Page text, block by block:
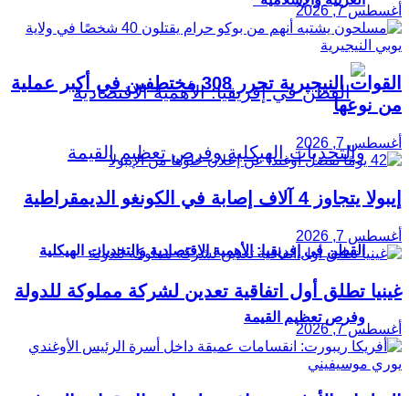
القطن في إفريقيا: الأهمية الاقتصادية والتحديات الهيكلية
وفرص تعظيم القيمة
أغسطس 7, 2026
القوات النيجيرية تحرر 308 مختطفين في أكبر عملية
من نوعها
أغسطس 7, 2026
إيبولا يتجاوز 4 آلاف إصابة في الكونغو الديمقراطية
أغسطس 7, 2026
غينيا تطلق أول اتفاقية تعدين لشركة مملوكة للدولة
أغسطس 7, 2026